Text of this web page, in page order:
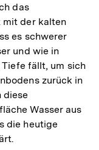
das
mit der kalten
es schwerer
und wie in
fällt, um sich
zurück in
diese
Wasser aus
die heutige